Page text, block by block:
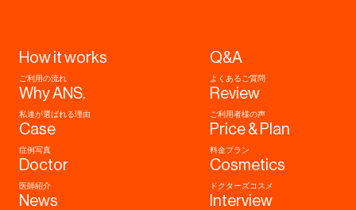
How it works
ご利用の流れ
Q&A
よくあるご質問
Why ANS.
私達が選ばれる理由
Review
ご利用者様の声
Case
症例写真
Price & Plan
料金プラン
Doctor
医師紹介
Cosmetics
ドクターズコスメ
News Interview